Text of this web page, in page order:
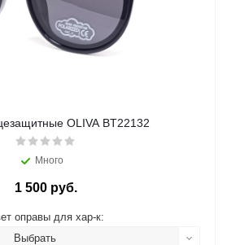
OLIVA BT22132
Много
1 500 руб.
оправы для хар-к:
Выбрать